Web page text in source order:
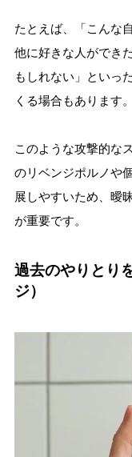
たとえば、「こんな
他に好きな人ができ
もしれない」といっ
くる場合もあります。
このような攻撃的な
のリベンジポルノや
展しやすいため、曖
が重要です。
過去のやりとり
ジ）